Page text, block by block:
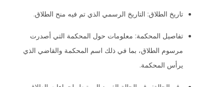
تاريخ الطلاق: التاريخ الرسمي الذي تم فيه منح الطلاق.
تفاصيل المحكمة: معلومات حول المحكمة التي أصدرت
مرسوم الطلاق، بما في ذلك اسم المحكمة والقاضي الذي
يرأس المحكمة.